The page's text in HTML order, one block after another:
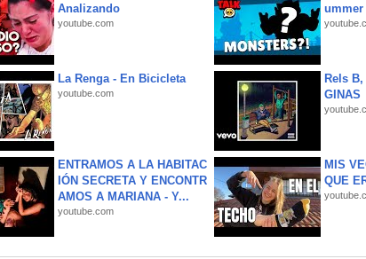
Analizando
youtube.com
ummer
La Renga - En Bicicleta
youtube.com
Rels
GINAS
ENTRAMOS A LA HABITAC
IÓN SECRETA Y ENCONTR
AMOS A MARIANA - Y...
youtube.com
MIS
QUE